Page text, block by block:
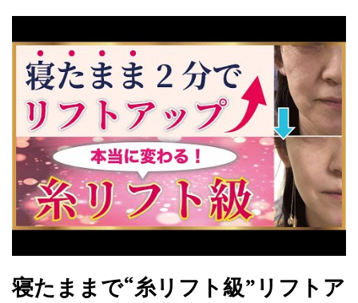
寝たままで“糸リフト級”リフトア